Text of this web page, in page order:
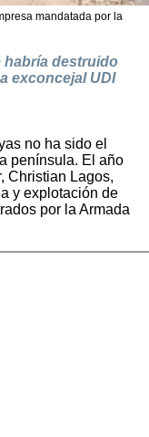
mandatada por la
habría destruido
exconcejal UDI
no ha sido el
península. El año
Christian Lagos,
y explotación de
por la Armada